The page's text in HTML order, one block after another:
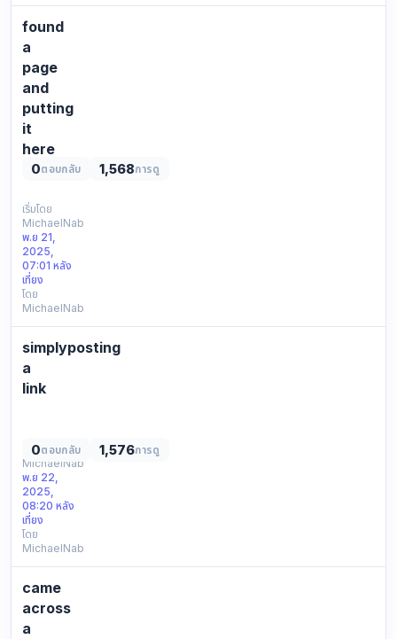
it
down
kind
of
random,
neutral
mention.
random
link:
details
found
a
page
and
putting
it
here
lost
online
again
so
putting
it
down
nothing
special,
fyi
only.
found
endorsement.
เริ่มโดย
MichaelNab
พ.ย 21,
2025,
07:01 หลัง
เที่ยง
โดย
MichaelNab
0ตอบกลับ 1,568การดู
simplyposting
a
link
checking
different
pages
leaving
something
i
saw
basic
outline,
neutral
mention.
เริ่มโดย
MichaelNab
พ.ย 22,
2025,
08:20 หลัง
เที่ยง
โดย
MichaelNab
0ตอบกลับ 1,576การดู
came
across
a